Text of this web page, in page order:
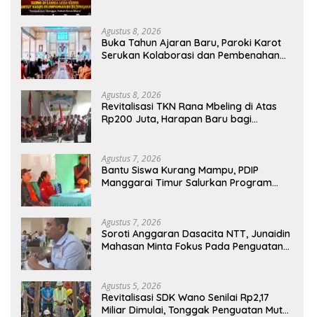
Agustus 8, 2026
Buka Tahun Ajaran Baru, Paroki Karot
Serukan Kolaborasi dan Pembenahan
Agustus 8, 2026
Revitalisasi TKN Rana Mbeling di Atas
Rp200 Juta, Harapan Baru bagi
Agustus 7, 2026
Bantu Siswa Kurang Mampu, PDIP
Manggarai Timur Salurkan Program
Agustus 7, 2026
Soroti Anggaran Dasacita NTT, Junaidin
Mahasan Minta Fokus Pada Penguatan
Agustus 5, 2026
Revitalisasi SDK Wano Senilai Rp2,17
Miliar Dimulai, Tonggak Penguatan Mutu